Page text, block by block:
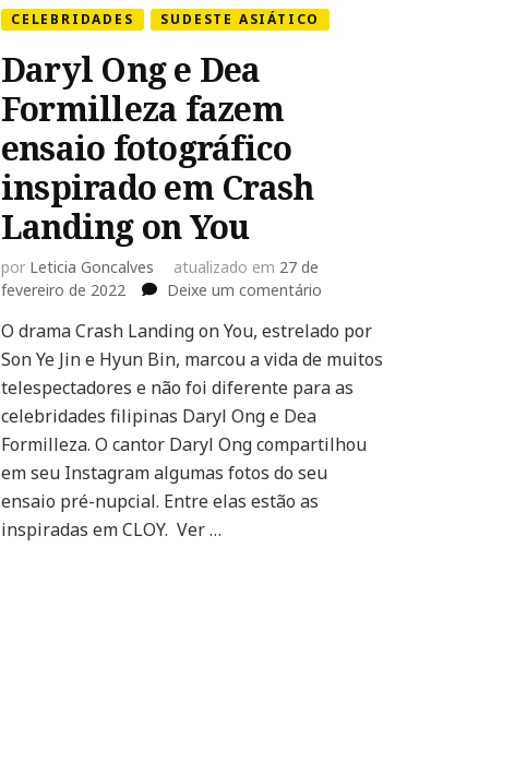
CELEBRIDADES SUDESTE ASIÁTICO
Daryl Ong e Dea
Formilleza fazem
ensaio fotográfico
inspirado em Crash
Landing on You
por Leticia Goncalves atualizado em 27 de
fevereiro de 2022
Deixe um comentárioem
Ong
e
Dea
ensaio
fotográfico
O drama Crash Landing on You, estrelado por
Son Ye Jin e Hyun Bin, marcou a vida de muitos
telespectadores e não foi diferente para as
celebridades filipinas Daryl Ong e Dea
Formilleza. O cantor Daryl Ong compartilhou
em seu Instagram algumas fotos do seu
ensaio pré-nupcial. Entre elas estão as
inspiradas em CLOY. Ver …